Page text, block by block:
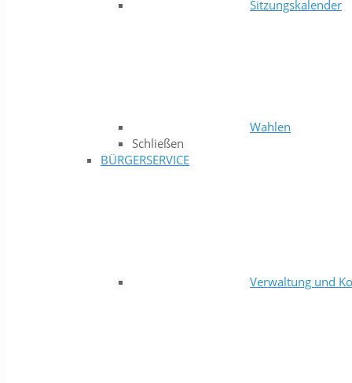
Sitzungskalender
Wahlen
Schließen
BÜRGERSERVICE
Verwaltung und